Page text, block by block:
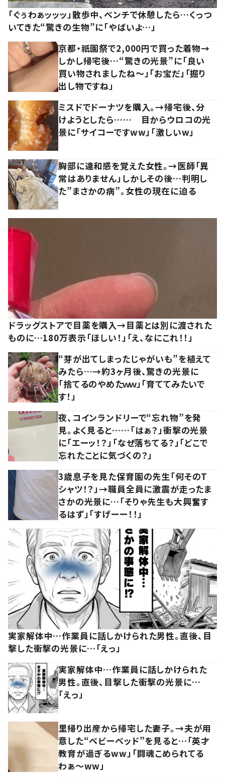
「ぐぅわぁッッッ」散歩中、ベンチで休憩したら…くっつ
いてきた“驚きの生物”に「やばいよ…」
京都・祇園祭で2,000円で買った着物→
しかし帰宅後…“驚きの光景”に「良い
買い物されましたね～」「お宝だ」「掘り
出し物ですね」
ミスドでドーナツを購入。→帰宅後、分
けようとしたら…… 目からウロコの光
景に「サイコーですww」「激しいw」
胸部に違和感を覚えた女性。→医師「異
常はありません」しかしその後…判明し
た”まさかの病”。女性の現在に迫る
ドラッグストアで目薬を購入→目薬とは別に渡された
ものに…180万表示「ほしい！」「え、なにこれ！！」
“芽が出てしまったじゃがいも”を植えて
みたら…→約3ヶ月後、驚きの光景に
「捨てるのやめたｗｗ」「育ててみたいで
す！」
夜、コインランドリーで“忘れ物”を発
見。よく見ると……「はぁ？」衝撃の光景
に「エーッ！？」「なぜ落ちてる？」「どこで
忘れたことに気づくの？」
3歳息子を見た保育園の先生「何そのT
シャツ！？」→職員全員に激震が走ったま
さかの光景に…「そりゃ先生も大興奮す
るはず」「すげーー！！」
実家解体中…作業員に話しかけられた男性。直後、目
撃した衝撃の光景に…「えっ」
実家解体中…作業員に話しかけられた
男性。直後、目撃した衝撃の光景に…
「えっ」
里帰り出産から帰宅した妻子。→夫が用
意した“ベビーベッド”を見ると…「英才
教育が過ぎるww」「闘魂こめられてる
わぁ～ww」